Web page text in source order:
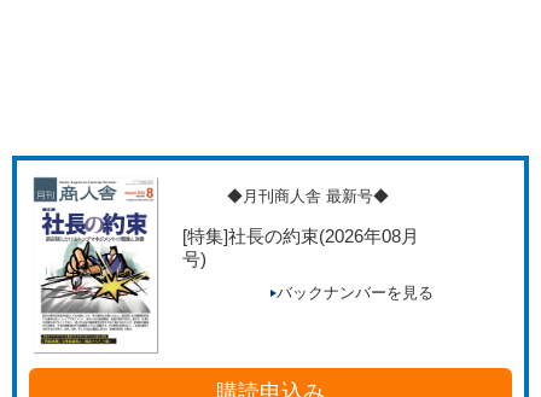
◆月刊商人舎 最新号◆
[特集]社長の約束(2026年08月
号)
バックナンバーを見る
購読申込み